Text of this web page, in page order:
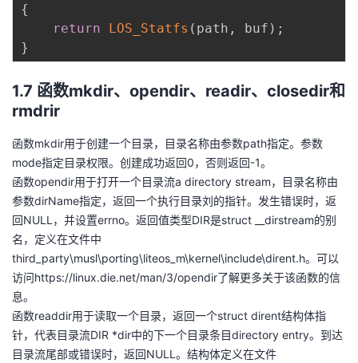
{
return
LOS_Statfs ( path , buf ) ;
}
1.7 函数mkdir、opendir、readir、closedir和
rmdrir
函数mkdir用于创建一个目录，目录名称由参数path指定。参数
mode指定目录权限。创建成功返回0，否则返回-1。
函数opendir用于打开一个目录流a directory stream，目录名称由
参数dirName指定，返回一个执行目录刘的指针。发生错误时，返
回NULL，并设置errno。返回值类型DIR是struct __dirstream的别
名，定义在文件中
third_party\musl\porting\liteos_m\kernel\include\dirent.h。可以
访问https://linux.die.net/man/3/opendir了解更多关于该函数的信
息。
函数readdir用于读取一个目录，返回一个struct dirent结构体指
针，代表目录流DIR *dir中的下一个目录条目directory entry。到达
目录流尾部或错误时，返回NULL。结构体定义在文件